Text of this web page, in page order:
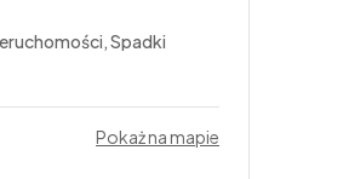
Spadki
Pokaż na mapie